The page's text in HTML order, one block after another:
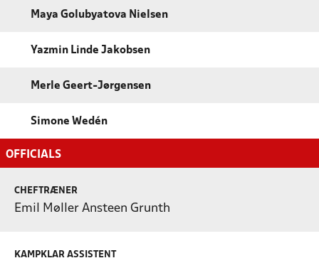
Maya Golubyatova Nielsen
Yazmin Linde Jakobsen
Merle Geert-Jørgensen
Simone Wedén
OFFICIALS
CHEFTRÆNER
Emil Møller Ansteen Grunth
KAMPKLAR ASSISTENT